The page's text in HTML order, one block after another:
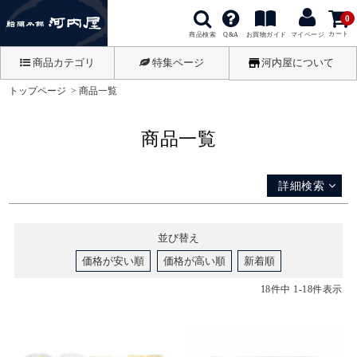
商品検索 Q&A お買物ガイド マイページ カート
0
商品カテゴリ 特集ページ 河内屋について
トップページ 商品一覧
商品一覧
詳細検索
登録順
価格が安い順
レビュー順
検索
並び替え
価格が安い順
価格が高い順 新着順
18件中 1-18件表示